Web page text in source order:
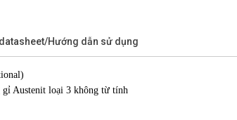
Hướng dẫn sử dụng
gỉ Austenit loại 3 không từ tính